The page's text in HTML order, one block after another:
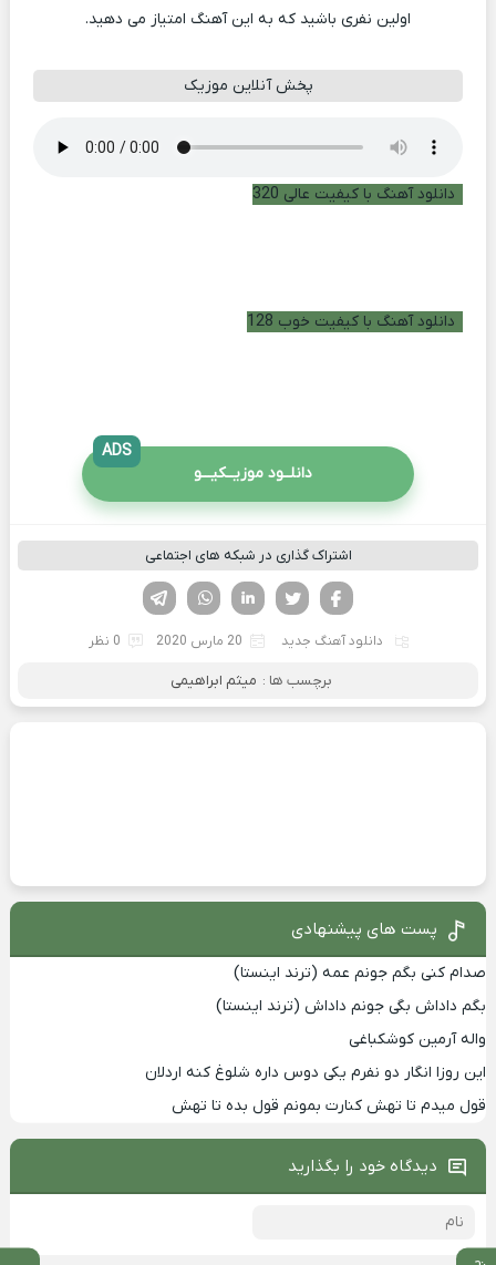
اولین نفری باشید که به این آهنگ امتیاز می دهید.
پخش آنلاین موزیک
دانلود آهنگ با کیفیت عالی 320
دانلود آهنگ با کیفیت خوب 128
دانلــود موزیــکیـــو
ADS
اشتراک گذاری در شبکه های اجتماعی
لینکدین تویتر
فیسوک
دانلود آهنگ جدید 20 مارس 2020 0 نظر
برچسب ها : میثم ابراهیمی
پست های پیشنهادی
صدام کنی بگم جونم عمه (ترند اینستا)
بگم داداش بگی جونم داداش (ترند اینستا)
واله آرمین کوشکباغی
این روزا انگار دو نفرم یکی دوس داره شلوغ کنه اردلان
قول میدم تا تهش کنارت بمونم قول بده تا تهش
دیدگاه خود را بگذارید